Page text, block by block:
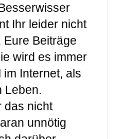
Ihr leider nicht
Beiträge
wird es immer
Internet, als
Leben.
das nicht
unnötig